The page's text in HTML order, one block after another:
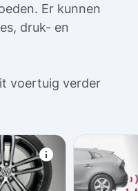
Er kunnen
druk- en
voertuig verder